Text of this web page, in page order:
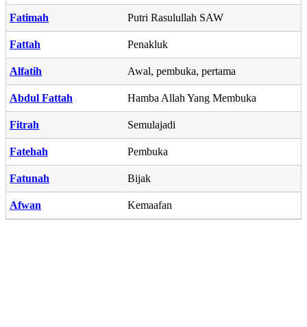
Fatimah Putri Rasulullah SAW
Fattah Penakluk
Alfatih Awal, pembuka, pertama
Abdul Fattah Hamba Allah Yang Membuka
Fitrah Semulajadi
Fatehah Pembuka
Fatunah Bijak
Afwan Kemaafan